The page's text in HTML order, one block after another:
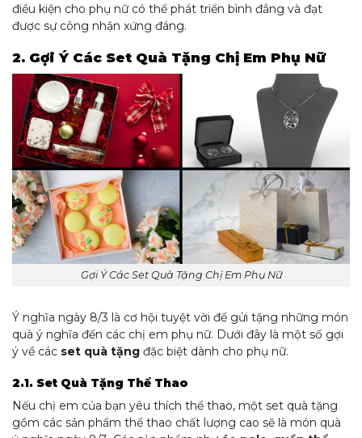
điều kiện cho phụ nữ có thể phát triển bình đẳng và đạt
được sự công nhận xứng đáng.
2. Gợi Ý Các Set Quà Tặng Chị Em Phụ Nữ
Gợi Ý Các Set Quà Tặng Chị Em Phụ Nữ
Ý nghĩa ngày 8/3 là cơ hội tuyệt vời để gửi tặng những món
quà ý nghĩa đến các chị em phụ nữ. Dưới đây là một số gợi
ý về các set quà tặng đặc biệt dành cho phụ nữ.
2.1. Set Quà Tặng Thể Thao
Nếu chị em của bạn yêu thích thể thao, một set quà tặng
gồm các sản phẩm thể thao chất lượng cao sẽ là món quà